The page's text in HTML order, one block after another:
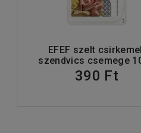
EFEF szelt
szendvics csemege
390 Ft